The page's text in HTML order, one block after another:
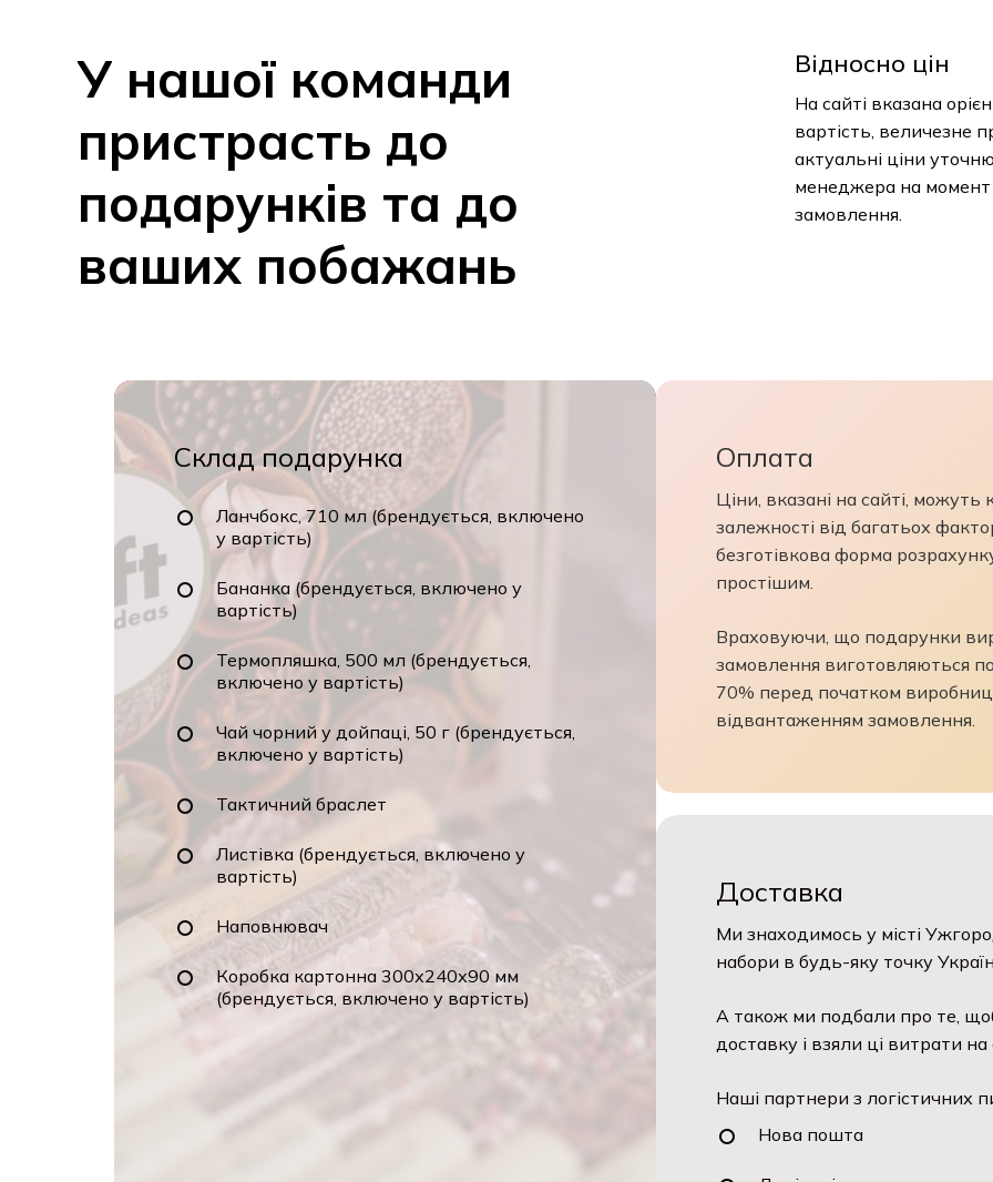
У нашої команди
пристрасть до
подарунків та до
ваших побажань
Відносно цін
На сайті вказана
вартість, величезне
– актуальні ціни
менеджера на момент
замовлення.
Склад подарунка
Ланчбокс, 710 мл (брендується, включено
у вартість)
Бананка (брендується, включено у
вартість)
Термопляшка, 500 мл (брендується,
включено у вартість)
Чай чорний у дойпаці, 50 г (брендується,
включено у вартість)
Тактичний браслет
Листівка (брендується, включено у
вартість)
Наповнювач
Коробка картонна 300х240х90 мм
(брендується, включено у вартість)
Оплата
Ціни, вказані на сайті,
залежності від багатьох
безготівкова форма
простішим.
Враховуючи, що подарунки
замовлення виготовляються
70% перед початком
відвантаженням замовлення.
Доставка
Ми знаходимось у місті
набори в будь-яку точку
А також ми подбали про те,
доставку і взяли ці витрати на
Наші партнери з логістичних
Нова пошта